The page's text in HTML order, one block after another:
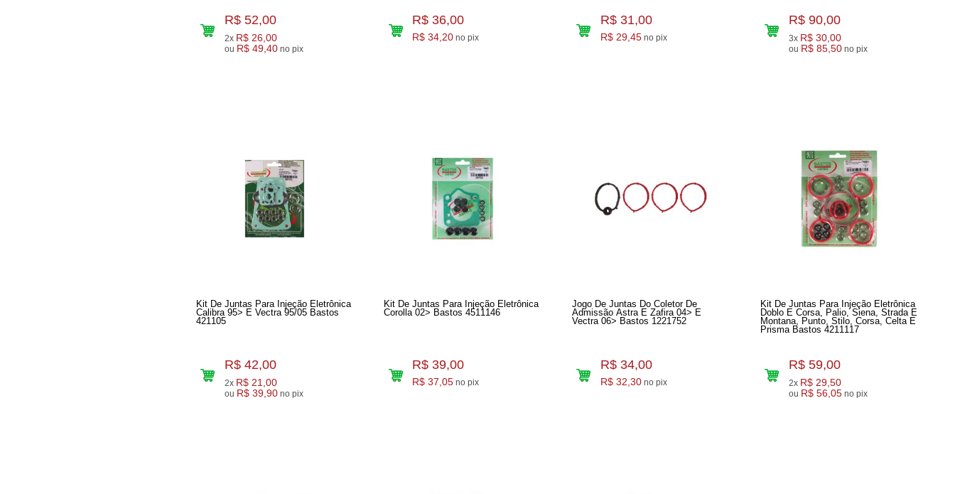
R$ 52,00
2x R$ 26,00
ou R$ 49,40 no pix
R$ 36,00
R$ 34,20 no pix
R$ 31,00
R$ 29,45 no pix
R$ 90,00
3x R$ 30,00
ou R$ 85,50 no pix
Kit De Juntas Para Injeção Eletrônica
Calibra 95> E Vectra 95/05 Bastos
421105
R$ 42,00
2x R$ 21,00
ou R$ 39,90 no pix
Kit De Juntas Para Injeção Eletrônica
Corolla 02> Bastos 4511146
R$ 39,00
R$ 37,05 no pix
Jogo De Juntas Do Coletor De
Admissão Astra E Zafira 04> E
Vectra 06> Bastos 1221752
R$ 34,00
R$ 32,30 no pix
Kit De Juntas Para Injeção Eletrônica
Doblo E Corsa, Palio, Siena, Strada E
Montana, Punto, Stilo, Corsa, Celta E
Prisma Bastos 4211117
R$ 59,00
2x R$ 29,50
ou R$ 56,05 no pix